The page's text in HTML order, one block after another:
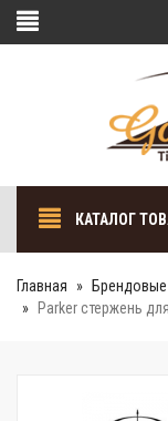
КАТАЛОГ
Главная
Брендовые
Parker стержень